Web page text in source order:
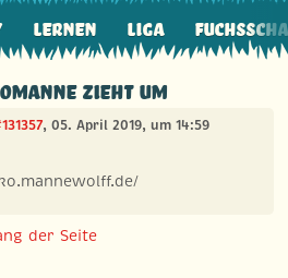
Lernen Liga
zieht um
, 05. April 2019, um 14:59
der Seite